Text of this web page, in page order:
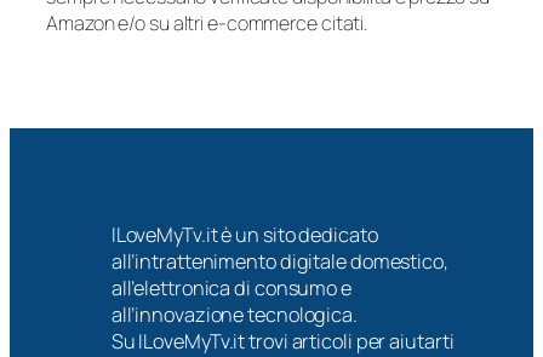
Amazon e/o su altri e-commerce citati.
ILoveMyTv.it è un sito dedicato
all’intrattenimento digitale domestico,
all’elettronica di consumo e
all’innovazione tecnologica.
Su ILoveMyTv.it trovi articoli per aiutarti